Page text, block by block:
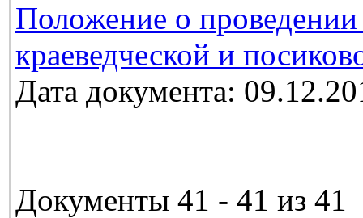
Положение о проведении
краеведческой и
Дата документа:
Документы 41 - 41 из 41